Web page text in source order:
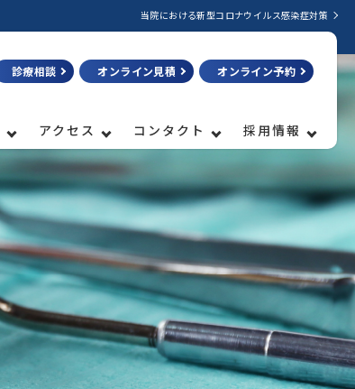
当院における新型コロナウイルス感染症対策
診療相談 オンライン見積 オンライン予約
アクセス コンタクト 採用情報